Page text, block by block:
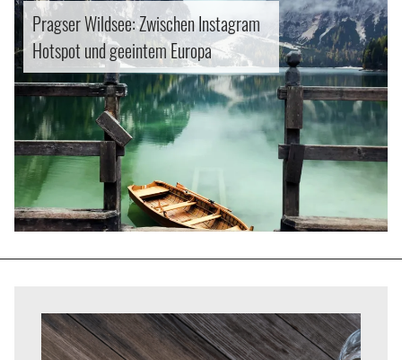
Pragser Wildsee: Zwischen Instagram
Hotspot und geeintem Europa